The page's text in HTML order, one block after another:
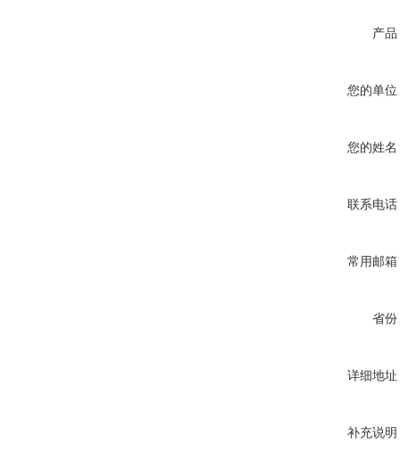
产品
您的单位
您的姓名
联系电话
常用邮箱
省份
详细地址
补充说明